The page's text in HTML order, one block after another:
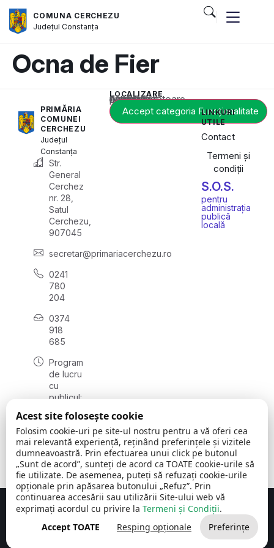
COMUNA CERCHEZU
JudețulConstanța
Ocna de Fier
PRIMĂRIA
COMUNEI
CERCHEZU
Județul
Constanța
Str.
General
Cerchez
nr. 28,
Satul
Cerchezu,
907045
secretar@primariacerchezu.ro
0241
780
204
0374
918
685
Program
de lucru
cu
publicul:
08:00 -
16:30
, vineri:
08:00 -
14:00
LOCALIZARE
Acest conținut este blocat până când acceptați categoria corespunzătoare de cookie-uri.
Accept categoria Funcționalitate
LINKURI
UTILE
Contact
Termeni și
condiții
S.O.S.
pentru
administrația
publică
locală
Comuna Cerchezu © 2026Toate drepturile rezervate
Concept realizat de Big Media Relații Publice SRL
Acest site folosește cookie
Folosim cookie-uri pe site-ul nostru pentru a vă oferi cea
mai relevantă experiență, reținând preferințele și vizitele
dumneavoastră. Prin efectuarea unui click pe butonul
„Sunt de acord”, sunteți de acord ca TOATE cookie-urile să
fie utilizate. De asemenea, puteți să refuzați cookie-urile
opționale prin apăsarea butonului „Refuz”. Prin
continuarea accesării sau utilizării Site-ului web vă
exprimați acordul cu privire la Termeni și Condiții.
Accept TOATE
Resping opționale Preferințe